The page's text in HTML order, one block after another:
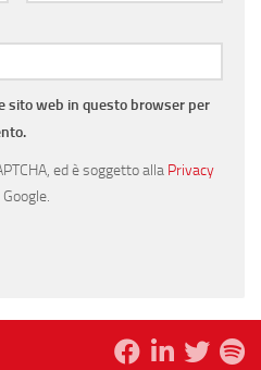
sito web in questo browser per
ed è soggetto alla Privacy